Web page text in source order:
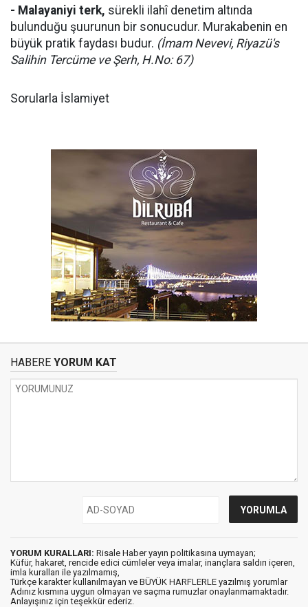
- Malayaniyi terk, sürekli ilahî denetim altında
bulunduğu şuurunun bir sonucudur. Murakabenin en
büyük pratik faydası budur. (İmam Nevevi, Riyazü's
Salihin Tercüme ve Şerh, H.No: 67)
Sorularla İslamiyet
HABERE YORUM KAT
YORUM KURALLARI: Risale Haber yayın politikasına uymayan;
Küfür, hakaret, rencide edici cümleler veya imalar, inançlara saldırı içeren,
imla kuralları ile yazılmamış,
Türkçe karakter kullanılmayan ve BÜYÜK HARFLERLE yazılmış yorumlar
Adınız kısmına uygun olmayan ve saçma rumuzlar onaylanmamaktadır.
Anlayışınız için teşekkür ederiz.